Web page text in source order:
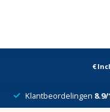
€
Klantbeordelingen 8.9/